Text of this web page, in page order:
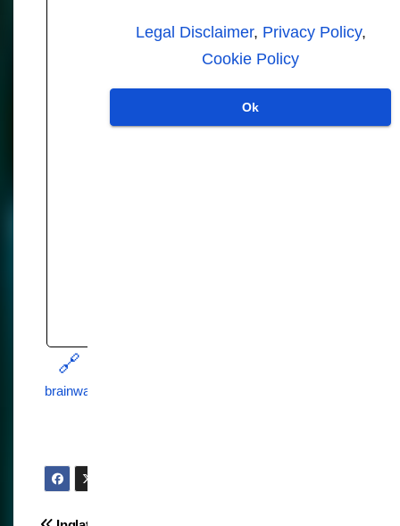
Legal Disclaimer, Privacy Policy,
Cookie Policy
Ok
stage at this year’s
annual UN “climate”
brainwashing-children-takes-center-stage/